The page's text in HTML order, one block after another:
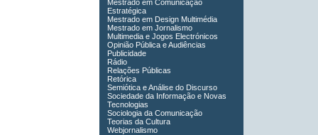
Mestrado em Comunicação
Estratégica
Mestrado em Design Multimédia
Mestrado em Jornalismo
Multimedia e Jogos Electrónicos
Opinião Pública e Audiências
Publicidade
Rádio
Relações Públicas
Retórica
Semiótica e Análise do Discurso
Sociedade da Informação e Novas
Tecnologias
Sociologia da Comunicação
Teorias da Cultura
Webjornalismo